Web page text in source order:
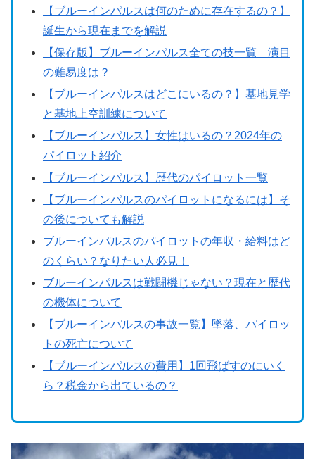
【ブルーインパルスは何のために存在するの？】
誕生から現在までを解説
【保存版】ブルーインパルス全ての技一覧 演目
の難易度は？
【ブルーインパルスはどこにいるの？】基地見学
と基地上空訓練について
【ブルーインパルス】女性はいるの？2024年の
パイロット紹介
【ブルーインパルス】歴代のパイロット一覧
【ブルーインパルスのパイロットになるには】そ
の後についても解説
ブルーインパルスのパイロットの年収・給料はど
のくらい？なりたい人必見！
ブルーインパルスは戦闘機じゃない？現在と歴代
の機体について
【ブルーインパルスの事故一覧】墜落、パイロッ
トの死亡について
【ブルーインパルスの費用】1回飛ばすのにいく
ら？税金から出ているの？